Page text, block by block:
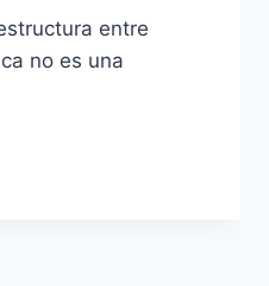
entre
no es una